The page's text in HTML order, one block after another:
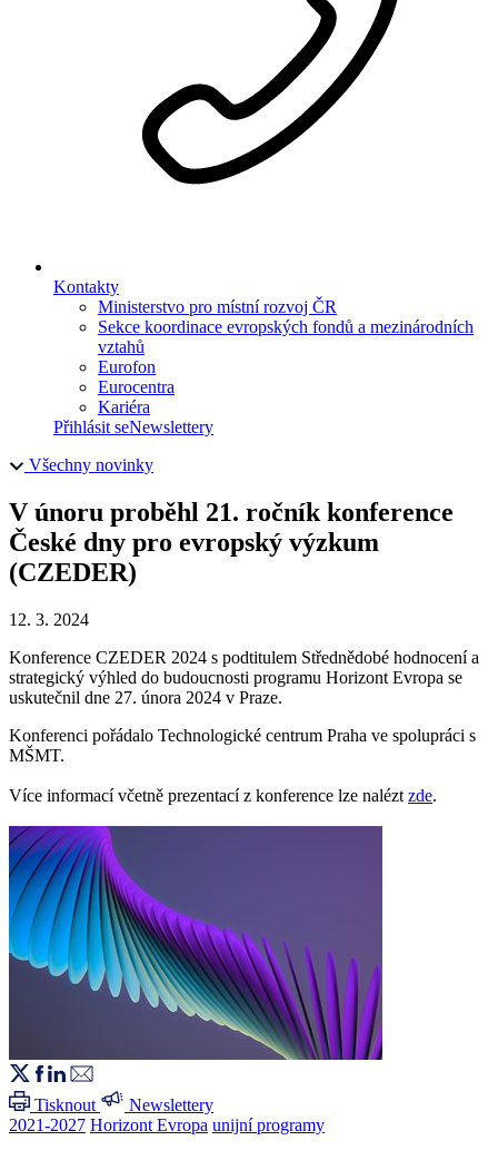
Kontakty
Ministerstvo pro místní rozvoj ČR
Sekce koordinace evropských fondů a mezinárodních
vztahů
Eurofon
Eurocentra
Kariéra
Přihlásit seNewslettery
Všechny novinky
V únoru proběhl 21. ročník konference
České dny pro evropský výzkum
(CZEDER)
12. 3. 2024
Konference CZEDER 2024 s podtitulem Střednědobé hodnocení a
strategický výhled do budoucnosti programu Horizont Evropa se
uskutečnil dne 27. února 2024 v Praze.
Konferenci pořádalo Technologické centrum Praha ve spolupráci s
MŠMT.
Více informací včetně prezentací z konference lze nalézt zde.
Tisknout
Newslettery
2021-2027 Horizont Evropa unijní programy